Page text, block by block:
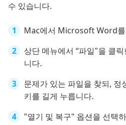
수 있습니다.
Mac에서 Microsoft Word를
상단 메뉴에서 “파일"을 클
니다.
문제가 있는 파일을 찾되, 정
키를 길게 누릅니다.
"열기 및 복구" 옵션을 선택